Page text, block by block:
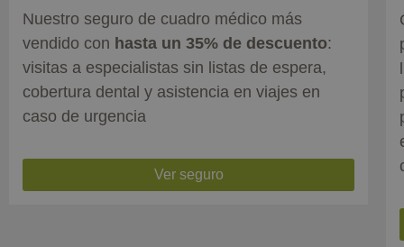
Nuestro seguro de cuadro médico más
vendido con hasta un 35% de descuento:
visitas a especialistas sin listas de espera,
cobertura dental y asistencia en viajes en
caso de urgencia
Ver seguro